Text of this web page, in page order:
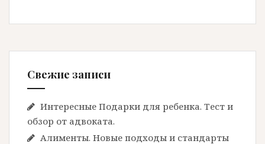
Свежие записи
Интересные Подарки для ребенка. Тест и
обзор от адвоката.
Алименты. Новые подходы и стандарты